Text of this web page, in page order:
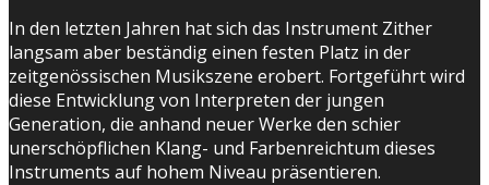
In den letzten Jahren hat sich das Instrument Zither
langsam aber beständig einen festen Platz in der
zeitgenössischen Musikszene erobert. Fortgeführt wird
diese Entwicklung von Interpreten der jungen
Generation, die anhand neuer Werke den schier
unerschöpflichen Klang- und Farbenreichtum dieses
Instruments auf hohem Niveau präsentieren.